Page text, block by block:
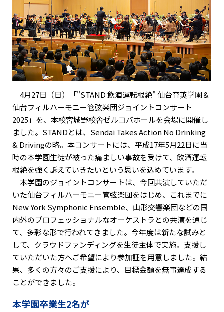
4月27日（日）「"STAND 飲酒運転根絶" 仙台育英学園＆
仙台フィルハーモニー管弦楽団ジョイントコンサート
2025」を、本校宮城野校舎ゼルコバホールを会場に開催し
ました。STANDとは、Sendai Takes Action No Drinking
& Drivingの略。本コンサートには、平成17年5月22日に当
時の本学園生徒が被った痛ましい事故を受けて、飲酒運転
根絶を強く訴えていきたいという思いを込めています。
本学園のジョイントコンサートは、今回共演していただ
いた仙台フィルハーモニー管弦楽団をはじめ、これまでに
New York Symphonic Ensemble、山形交響楽団などの国
内外のプロフェッショナルなオーケストラとの共演を通じ
て、多彩な形で行われてきました。今年度は新たな試みと
して、クラウドファンディングを生徒主体で実施。支援し
ていただいた方へご希望により参加証を用意しました。結
果、多くの方々のご支援により、目標金額を無事達成する
ことができました。
本学園卒業生2名が